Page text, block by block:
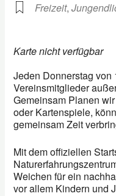
Freizeit,
Karte nicht verfügbar
Jeden Donnerstag von
Vereinsmitglieder
Gemeinsam Planen
oder Kartenspiele,
gemeinsam Zeit
Mit dem offiziellen
Weichen für ein
vor allem Kindern und